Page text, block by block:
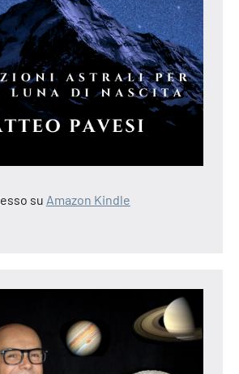
su Amazon Kindle